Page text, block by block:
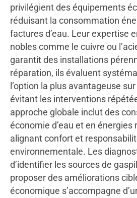
privilégient des équipements
réduisant la consommation
factures d’eau. Leur expertise
nobles comme le cuivre ou
garantit des installations
réparation, ils évaluent
l’option la plus avantageuse
évitant les interventions
approche globale inclut des
économie d’eau et en énergies
alignant confort et
environnementale. Les
d’identifier les sources de
proposer des améliorations
économique s’accompagne